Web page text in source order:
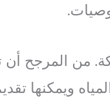
من المرجح أن
ويمكنها